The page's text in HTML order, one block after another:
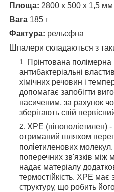
Площа: 2800 х 500 х 1,5
Вага 185 г
Фактура: рельєфна
Шпалери складаються з
Прінтована полімерна
антибактеріальні
хімічних речовин і
допомагає запобігти
насиченим, за рахунок
зберігають свій
XPE (пінополіетилен)
отриманий шляхом
поліетиленових
поперечних зв'язків між
надає матеріалу
термостійкість. XPE має
структуру, що робить